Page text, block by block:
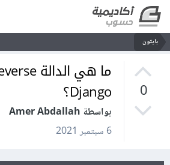
بايثون
0
Django؟
بواسطة Amer Abdallah
6 سبتمبر 2021